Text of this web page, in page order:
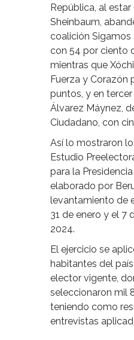
República, al estar
Sheinbaum,
coalición Sigamos
con 54 por ciento
mientras que
Fuerza y Corazón
puntos, y en
Álvarez Máynez,
Ciudadano, con
Así lo mostraron
Estudio
para la
elaborado por
levantamiento de
31 de enero y el 7
2024.
El ejercicio se
habitantes del
elector vigente,
seleccionaron mil
teniendo como
entrevistas